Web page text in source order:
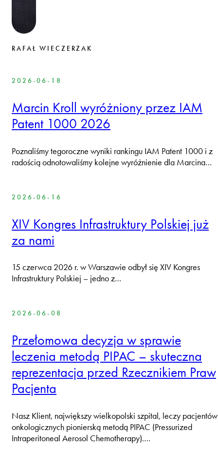
RAFAŁ WIECZERZAK
2026-06-18
Marcin Kroll wyróżniony przez IAM
Patent 1000 2026
Poznaliśmy tegoroczne wyniki rankingu IAM Patent 1000 i z
radością odnotowaliśmy kolejne wyróżnienie dla Marcina…
2026-06-16
XIV Kongres Infrastruktury Polskiej już
za nami
15 czerwca 2026 r. w Warszawie odbył się XIV Kongres
Infrastruktury Polskiej – jedno z…
2026-06-08
Przełomowa decyzja w sprawie
leczenia metodą PIPAC – skuteczna
reprezentacja przed Rzecznikiem Praw
Pacjenta
Nasz Klient, największy wielkopolski szpital, leczy pacjentów
onkologicznych pionierską metodą PIPAC (Pressurized
Intraperitoneal Aerosol Chemotherapy).…